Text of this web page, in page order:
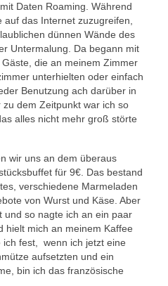
Daten Roaming. Während
das Internet zuzugreifen,
dünnen Wände des
Untermalung. Da begann mit
die an meinem Zimmer
unterhielten oder einfach
Benutzung ach darüber in
dem Zeitpunkt war ich so
alles nicht mehr groß störte
wir uns an dem überaus
für 9€. Das bestand
verschiedene Marmeladen
von Wurst und Käse. Aber
und so nagte ich an ein paar
hielt mich an meinem Kaffee
fest,
wenn ich jetzt eine
aufsetzten und ein
bin ich das französische